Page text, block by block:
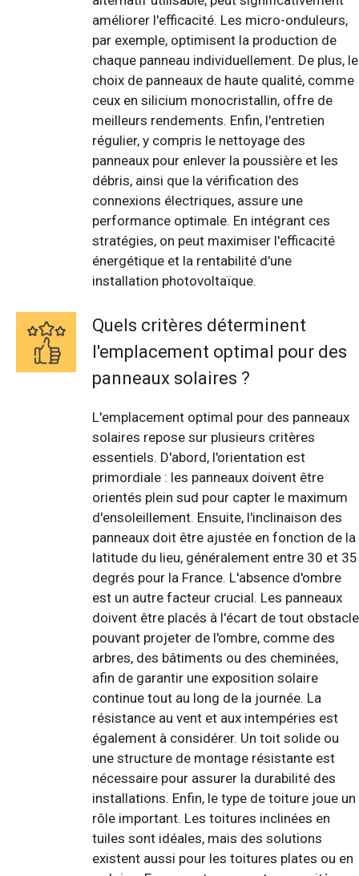
améliorer l'efficacité. Les micro-onduleurs,
par exemple, optimisent la production de
chaque panneau individuellement. De plus, le
choix de panneaux de haute qualité, comme
ceux en silicium monocristallin, offre de
meilleurs rendements. Enfin, l'entretien
régulier, y compris le nettoyage des
panneaux pour enlever la poussière et les
débris, ainsi que la vérification des
connexions électriques, assure une
performance optimale. En intégrant ces
stratégies, on peut maximiser l'efficacité
énergétique et la rentabilité d'une
installation photovoltaïque.
Quels critères déterminent
l'emplacement optimal pour des
panneaux solaires ?
L'emplacement optimal pour des panneaux
solaires repose sur plusieurs critères
essentiels. D'abord, l'orientation est
primordiale : les panneaux doivent être
orientés plein sud pour capter le maximum
d'ensoleillement. Ensuite, l'inclinaison des
panneaux doit être ajustée en fonction de la
latitude du lieu, généralement entre 30 et 35
degrés pour la France. L'absence d'ombre
est un autre facteur crucial. Les panneaux
doivent être placés à l'écart de tout obstacle
pouvant projeter de l'ombre, comme des
arbres, des bâtiments ou des cheminées,
afin de garantir une exposition solaire
continue tout au long de la journée. La
résistance au vent et aux intempéries est
également à considérer. Un toit solide ou
une structure de montage résistante est
nécessaire pour assurer la durabilité des
installations. Enfin, le type de toiture joue un
rôle important. Les toitures inclinées en
tuiles sont idéales, mais des solutions
existent aussi pour les toitures plates ou en